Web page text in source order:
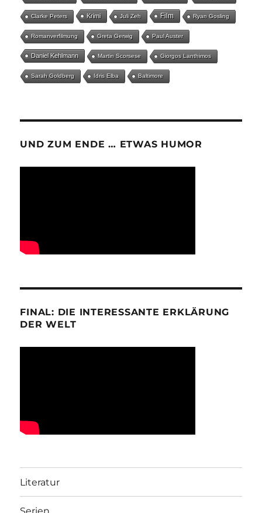
Clarke Peters Krimi Juli Zeh Film Ryan Gosling
Romanverfilmung Greta Gerwig Paul Auster
Daniel Kehlmann Martin Scorsese Giorgos Lanthimos
Sarah Goldberg Idris Elba Baltimore
UND ZUM ENDE … ETWAS HUMOR
FINAL: DIE INTERESSANTE ERKLÄRUNG
DER WELT
Literatur
Serien